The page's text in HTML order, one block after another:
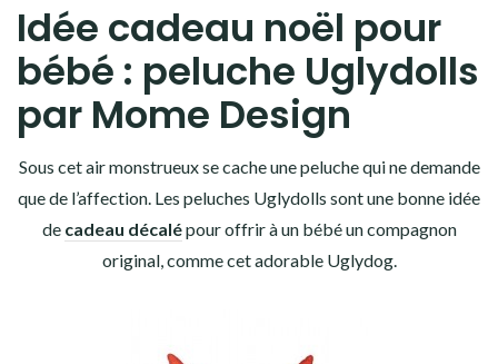
Idée cadeau noël pour
bébé : peluche Uglydolls
par Mome Design
Sous cet air monstrueux se cache une peluche qui ne demande
que de l’affection. Les peluches Uglydolls sont une bonne idée
de cadeau décalépour offrir à un bébé un compagnon
original, comme cet adorable Uglydog.